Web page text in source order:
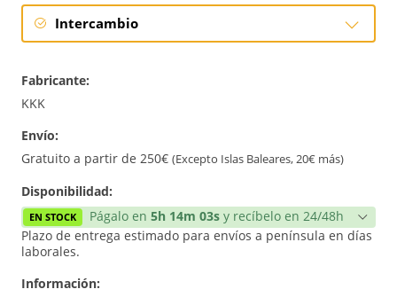
Intercambio
Fabricante:
KKK
Envío:
Gratuito a partir de 250€ (Excepto Islas Baleares, 20€ más)
Disponibilidad:
EN STOCK Págalo en 5h 14m 03s y recíbelo en 24/48h
Plazo de entrega estimado para envíos a península en días
laborales.
Información: